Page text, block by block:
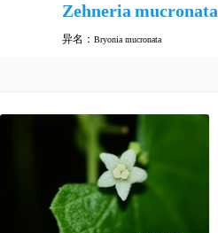
Zehneria mucronata
异名： Bryonia mucronata